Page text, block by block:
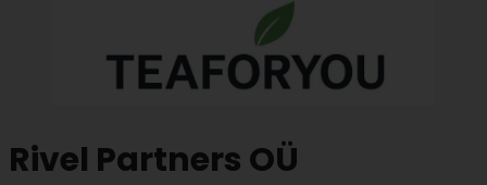
Rivel Partners OÜ